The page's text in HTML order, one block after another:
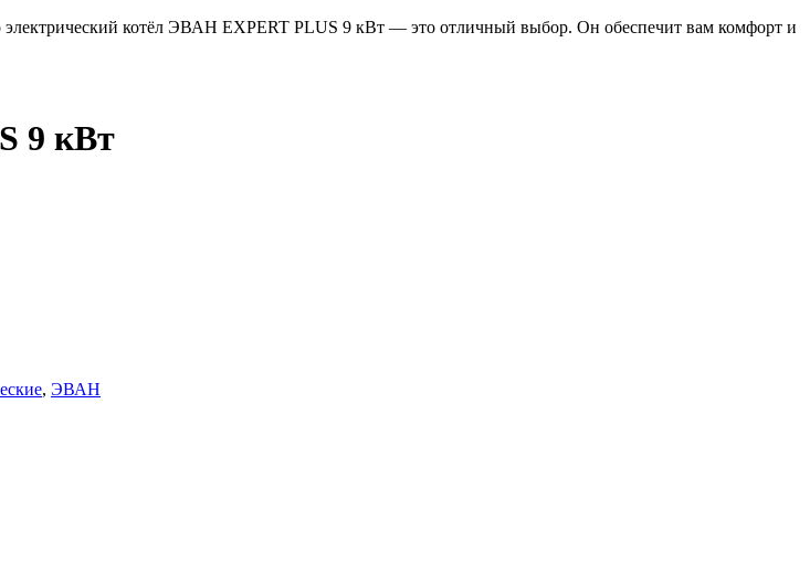
котёл ЭВАН EXPERT PLUS 9 кВт — это отличный выбор. Он обеспечит вам комфорт и
9 кВт
, ЭВАН